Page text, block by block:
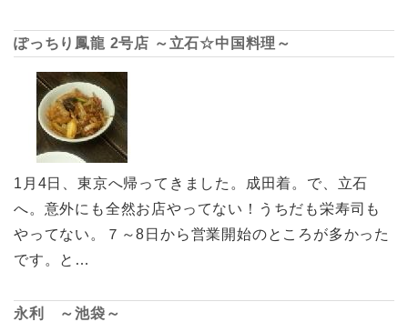
ぽっちり鳳龍 2号店 ～立石☆中国料理～
1月4日、東京へ帰ってきました。成田着。で、立石
へ。意外にも全然お店やってない！うちだも栄寿司も
やってない。７～8日から営業開始のところが多かった
です。と…
永利 ～池袋～